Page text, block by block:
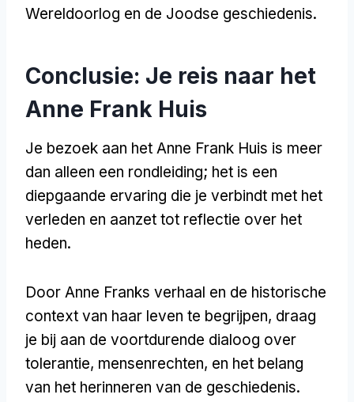
Wereldoorlog en de Joodse geschiedenis.
Conclusie: Je reis naar het
Anne Frank Huis
Je bezoek aan het Anne Frank Huis is meer
dan alleen een rondleiding; het is een
diepgaande ervaring die je verbindt met het
verleden en aanzet tot reflectie over het
heden.
Door Anne Franks verhaal en de historische
context van haar leven te begrijpen, draag
je bij aan de voortdurende dialoog over
tolerantie, mensenrechten, en het belang
van het herinneren van de geschiedenis.